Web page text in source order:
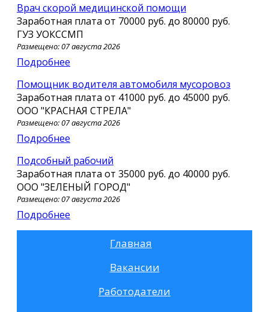
врач скорой медицинской помощи
Заработная плата от 70000 руб. до 80000 руб.
ГУЗ УОКССМП
Размещено: 07 августа 2026
Подробнее
помощник водителя автомобиля мусоровоз
Заработная плата от 41000 руб. до 45000 руб.
ООО "КРАСНАЯ СТРЕЛА"
Размещено: 07 августа 2026
Подробнее
Подсобный рабочий
Заработная плата от 35000 руб. до 40000 руб.
ООО "ЗЕЛЕНЫЙ ГОРОД"
Размещено: 07 августа 2026
Подробнее
Главная
Вакансии
Работодатели